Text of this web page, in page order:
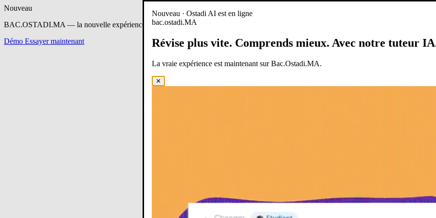
Nouveau
BAC.OSTADI.MA — la nouvelle expérience d’apprentissage est en ligne
Démo Essayer maintenant
Nouveau · Ostadi AI est en ligne
bac.ostadi.MA
Révise plus vite. Comprends mieux. Avec notre tuteur
La vraie expérience est maintenant sur Bac.Ostadi.MA.
✕